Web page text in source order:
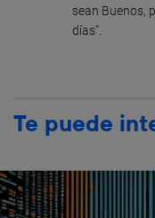
sean Buenos,
días”.
Te puede